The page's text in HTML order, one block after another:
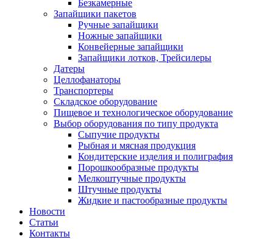
Безкамерные
Запайщики пакетов
Ручные запайщики
Ножные запайщики
Конвейерные запайщики
Запайщики лотков, Трейсилеры
Датеры
Целлофанаторы
Транспортеры
Складское оборудование
Пищевое и технологическое оборудование
Выбор оборудования по типу продукта
Сыпучие продукты
Рыбная и мясная продукция
Кондитерские изделия и полиграфия
Порошкообразные продукты
Мелкоштучные продукты
Штучные продукты
Жидкие и пастообразные продукты
Новости
Статьи
Контакты